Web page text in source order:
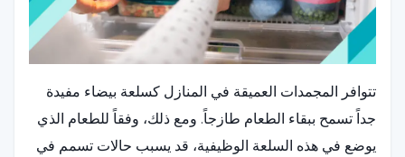
تتوافر المجمدات العميقة في المنازل كسلعة بيضاء مفيدة
جداً تسمح ببقاء الطعام طازجاً. ومع ذلك، وفقاً للطعام الذي
يوضع في هذه السلعة الوظيفية، قد يسبب حالات تسمم في